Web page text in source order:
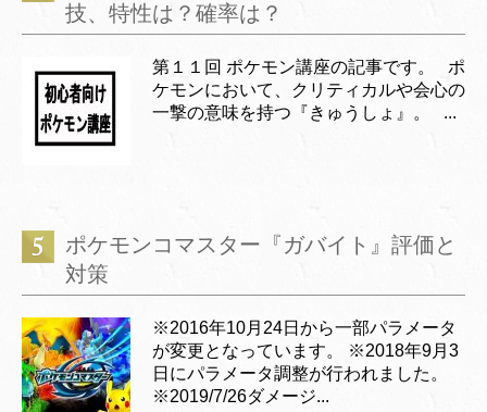
技、特性は？確率は？
第１１回 ポケモン講座の記事です。 ポ
ケモンにおいて、クリティカルや会心の
一撃の意味を持つ『きゅうしょ』。 ...
ポケモンコマスター『ガバイト』評価と
対策
※2016年10月24日から一部パラメータ
が変更となっています。 ※2018年9月3
日にパラメータ調整が行われました。
※2019/7/26ダメージ...